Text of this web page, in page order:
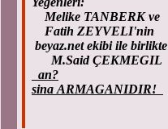
Melike TANBERK ve
Fatih ZEYVELI'nin
beyaz.net ekibi ile birlikte
M.Said ÇEKMEGIL
an?
sina ARMAGANIDIR!